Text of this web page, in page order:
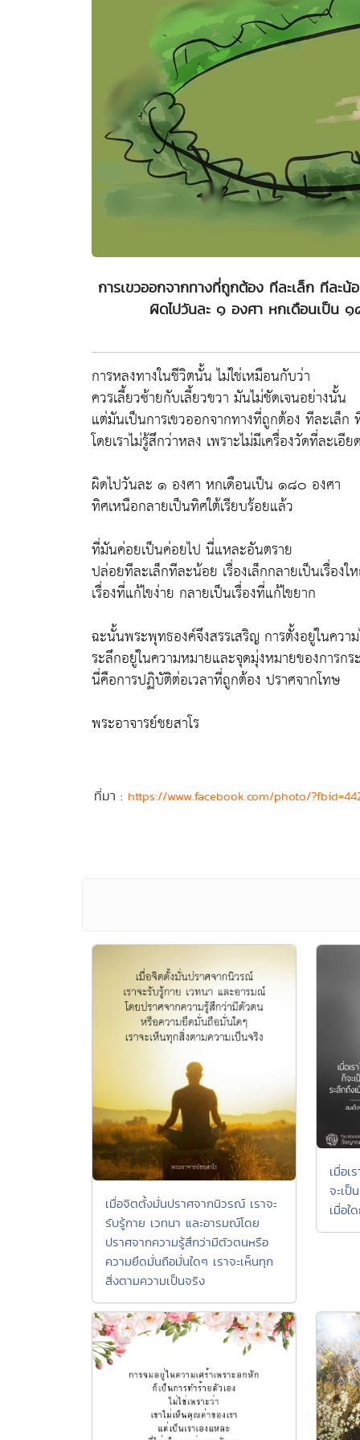
การเขวออกจากทางที่ถูกต้อง ทีละเล็ก ทีละน้
ผิดไปวันละ ๑ องศา หกเดือนเป็น ๑
การหลงทางในชีวิตนั้น ไม่ใช่เหมือนกับว่า
ควรเลี้ยวซ้ายกับเลี้ยวขวา มันไม่ชัดเจนอย่างนั้น
แต่มันเป็นการเขวออกจากทางที่ถูกต้อง ทีละเล็ก
โดยเราไม่รู้สึกว่าหลง เพราะไม่มีเครื่องวัดที่ละเอี
ผิดไปวันละ ๑ องศา หกเดือนเป็น ๑๘๐ องศา
ทิศเหนือกลายเป็นทิศใต้เรียบร้อยแล้ว
ที่มันค่อยเป็นค่อยไป นี่แหละอันตราย
ปล่อยทีละเล็กทีละน้อย เรื่องเล็กกลายเป็นเรื่องใ
เรื่องที่แก้ไขง่าย กลายเป็นเรื่องที่แก้ไขยาก
ฉะนั้นพระพุทธองค์จึงสรรเสริญ การตั้งอยู่ในควา
ระลึกอยู่ในความหมายและจุดมุ่งหมายของการก
นี่คือการปฏิบัติต่อเวลาที่ถูกต้อง ปราศจากโทษ
พระอาจารย์ชยสาโร
ที่มา : https://www.facebook.com/photo/
เมื่อจิตตั้งมั่นปราศจากนิวรณ์ เราจะ
รับรู้กาย เวทนา และอารมณ์โดย
ปราศจากความรู้สึกว่ามีตัวตนหรือ
ความยึดมั่นถือมั่นใดๆ เราจะเห็นทุก
สิ่งตามความเป็นจริง
เมื่อ
จะเป็
เมื่อใ